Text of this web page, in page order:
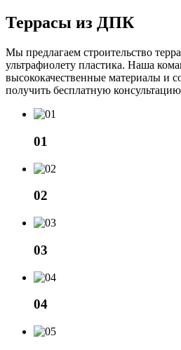
Террасы из ДПК
Мы предлагаем строительство
ультрафиолету пластика. Наша
высококачественные материалы и
получить бесплатную
01
02
03
04